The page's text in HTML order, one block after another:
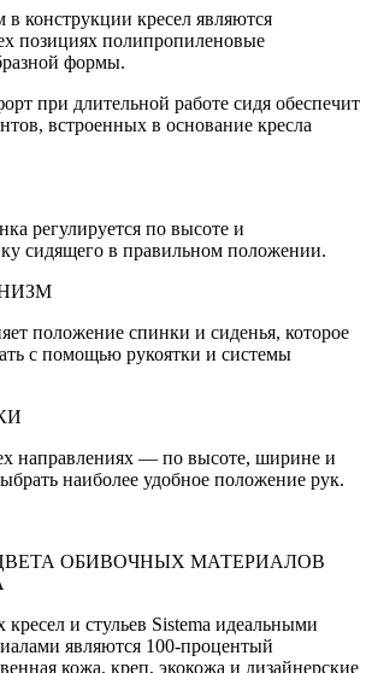
конструкции кресел являются
позициях полипропиленовые
формы.
при длительной работе сидя обеспечит
встроенных в основание кресла
регулируется по высоте и
сидящего в правильном положении.
положение спинки и сиденья, которое
с помощью рукоятки и системы
направлениях — по высоте, ширине и
наиболее удобное положение рук.
ОБИВОЧНЫХ МАТЕРИАЛОВ
и стульев Sistema идеальными
являются 100-процентый
кожа, креп, экокожа и дизайнерские